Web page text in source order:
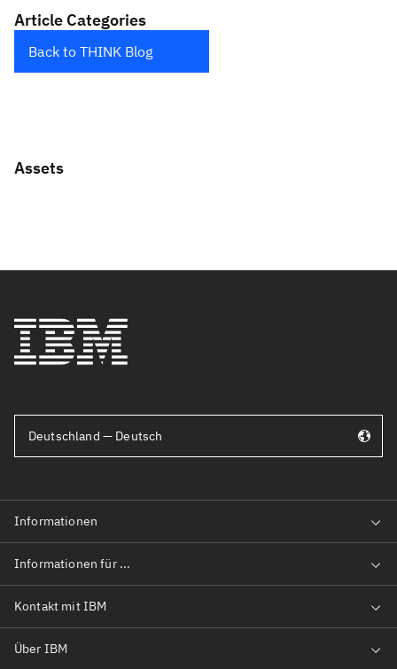
Article Categories
Back to THINK Blog
Assets
Deutschland — Deutsch